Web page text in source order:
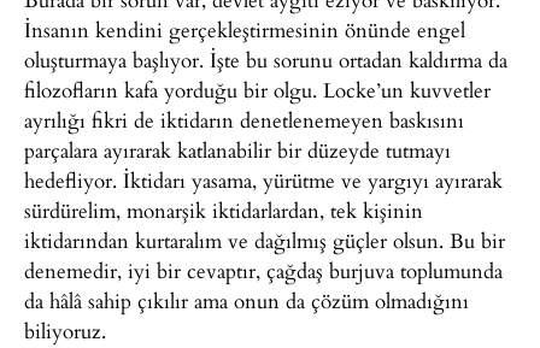
İnsanın kendini gerçekleştirmesinin önünde engel
oluşturmaya başlıyor. İşte bu sorunu ortadan kaldırma da
filozofların kafa yorduğu bir olgu. Locke’un kuvvetler
ayrılığı fikri de iktidarın denetlenemeyen baskısını
parçalara ayırarak katlanabilir bir düzeyde tutmayı
hedefliyor. İktidarı yasama, yürütme ve yargıyı ayırarak
sürdürelim, monarşik iktidarlardan, tek kişinin
iktidarından kurtaralım ve dağılmış güçler olsun. Bu bir
denemedir, iyi bir cevaptır, çağdaş burjuva toplumunda
da hâlâ sahip çıkılır ama onun da çözüm olmadığını
biliyoruz.